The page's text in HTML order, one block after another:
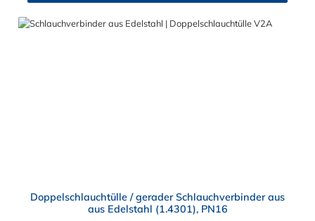
zusätzliche Sicherung der Verbindungsstelle durch eine
Schlauchschelle erforderlich sein. Sie erhalten diesen geraden
Doppelschlauchtülle / gerader Schlauchverbinder aus
aus Edelstahl (1.4301), PN16